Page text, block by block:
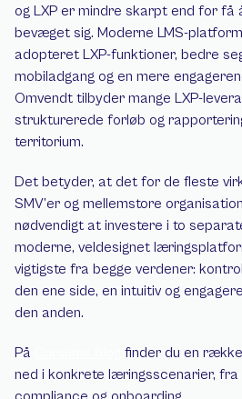
og LXP er mindre skarpt end for få
bevæget sig. Moderne LMS-
adopteret LXP-funktioner, bedre
mobiladgang og en mere
Omvendt tilbyder mange LXP-
strukturerede forløb og
territorium.
Det betyder, at det for de fleste
SMV’er og mellemstore
nødvendigt at investere i to
moderne, veldesignet
vigtigste fra begge verdener:
den ene side, en intuitiv og
den anden.
På
finder du en
ned i konkrete læringsscenarier, fra